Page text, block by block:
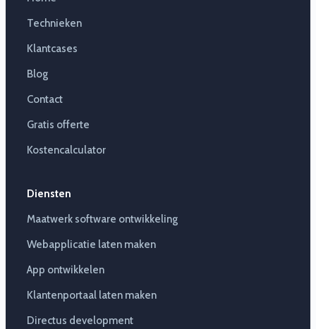
Technieken
Klantcases
Blog
Contact
Gratis offerte
Kostencalculator
Diensten
Maatwerk software ontwikkeling
Webapplicatie laten maken
App ontwikkelen
Klantenportaal laten maken
Directus development